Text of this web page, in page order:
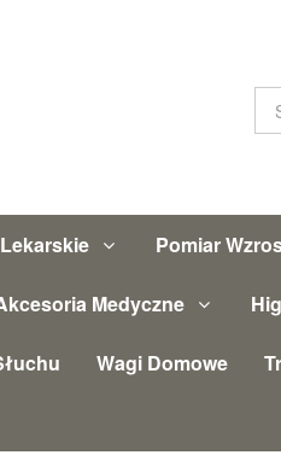
Pomiar
Medyczne
Wagi Domowe